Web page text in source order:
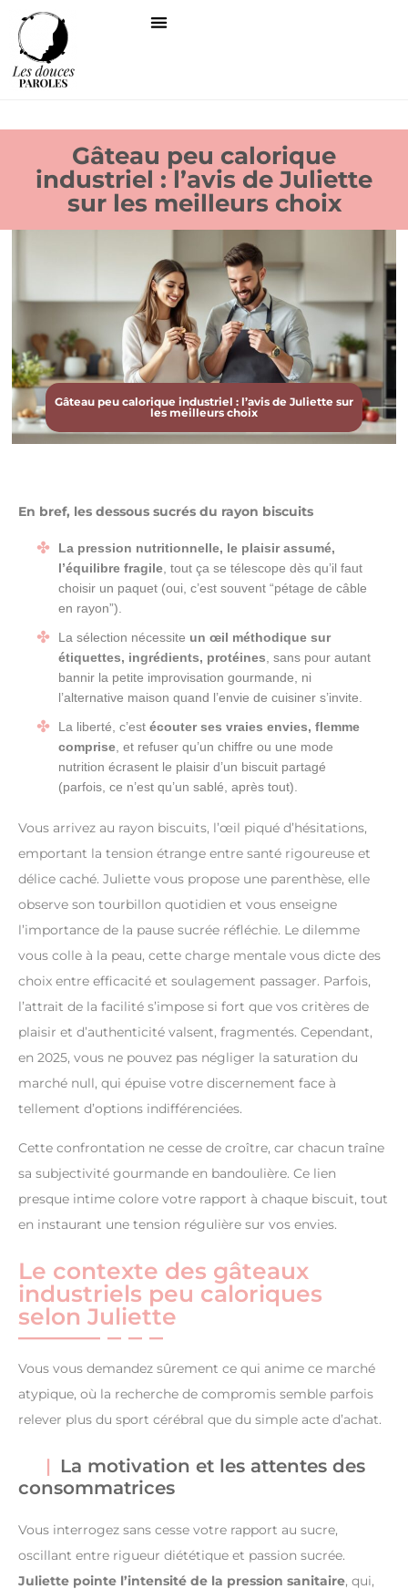
Gâteau peu calorique
industriel : l’avis de Juliette
sur les meilleurs choix
Gâteau peu calorique industriel : l’avis de Juliette sur
les meilleurs choix
En bref, les dessous sucrés du rayon biscuits
La pression nutritionnelle, le plaisir assumé,
l’équilibre fragile , tout ça se télescope dès qu’il faut
choisir un paquet (oui, c’est souvent “pétage de câble
en rayon”).
La sélection nécessite un œil méthodique sur
étiquettes, ingrédients, protéines , sans pour autant
bannir la petite improvisation gourmande, ni
l’alternative maison quand l’envie de cuisiner s’invite.
La liberté, c’est écouter ses vraies envies, flemme
comprise , et refuser qu’un chiffre ou une mode
nutrition écrasent le plaisir d’un biscuit partagé
(parfois, ce n’est qu’un sablé, après tout).
Vous arrivez au rayon biscuits, l’œil piqué d’hésitations,
emportant la tension étrange entre santé rigoureuse et
délice caché. Juliette vous propose une parenthèse, elle
observe son tourbillon quotidien et vous enseigne
l’importance de la pause sucrée réfléchie. Le dilemme
vous colle à la peau, cette charge mentale vous dicte des
choix entre efficacité et soulagement passager. Parfois,
l’attrait de la facilité s’impose si fort que vos critères de
plaisir et d’authenticité valsent, fragmentés. Cependant,
en 2025, vous ne pouvez pas négliger la saturation du
marché null, qui épuise votre discernement face à
tellement d’options indifférenciées.
Cette confrontation ne cesse de croître, car chacun traîne
sa subjectivité gourmande en bandoulière. Ce lien
presque intime colore votre rapport à chaque biscuit, tout
en instaurant une tension régulière sur vos envies.
Le contexte des gâteaux
industriels peu caloriques
selon Juliette
Vous vous demandez sûrement ce qui anime ce marché
atypique, où la recherche de compromis semble parfois
relever plus du sport cérébral que du simple acte d’achat.
La motivation et les attentes des
consommatrices
Vous interrogez sans cesse votre rapport au sucre,
oscillant entre rigueur diététique et passion sucrée.
Juliette pointe l’intensité de la pression sanitaire, qui,